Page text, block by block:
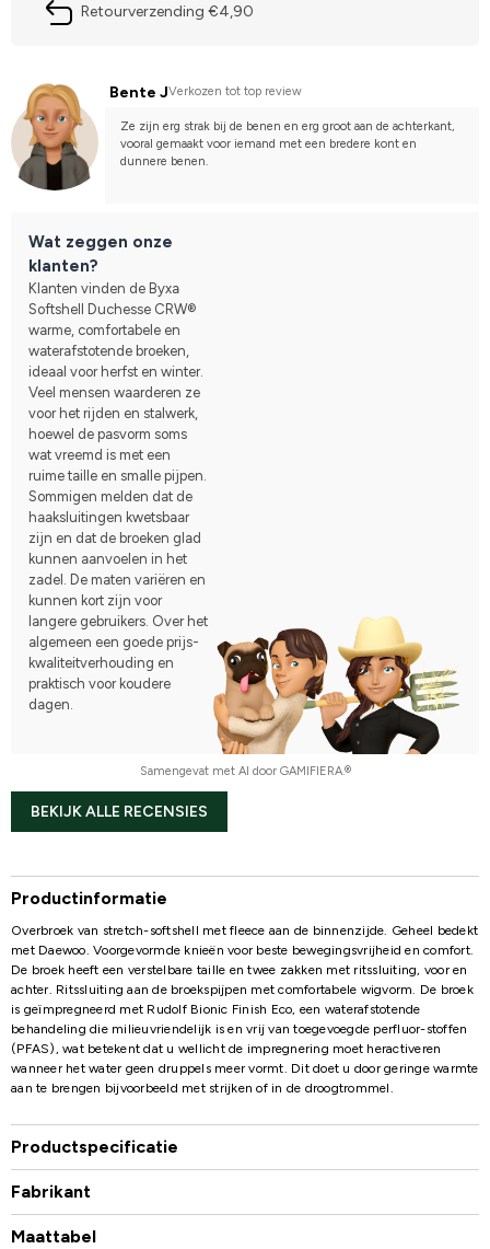
Retourverzending €4,90
Bente JVerkozen tot top review
Ze zijn erg strak bij de benen en erg groot aan de achterkant,
vooral gemaakt voor iemand met een bredere kont en
dunnere benen.
Wat zeggen onze
klanten?
Klanten vinden de Byxa
Softshell Duchesse CRW®
warme, comfortabele en
waterafstotende broeken,
ideaal voor herfst en winter.
Veel mensen waarderen ze
voor het rijden en stalwerk,
hoewel de pasvorm soms
wat vreemd is met een
ruime taille en smalle pijpen.
Sommigen melden dat de
haaksluitingen kwetsbaar
zijn en dat de broeken glad
kunnen aanvoelen in het
zadel. De maten variëren en
kunnen kort zijn voor
langere gebruikers. Over het
algemeen een goede prijs-
kwaliteitverhouding en
praktisch voor koudere
dagen.
Samengevat met AI door GAMIFIERA.®
BEKIJK ALLE RECENSIES
Productinformatie
Overbroek van stretch-softshell met fleece aan de binnenzijde. Geheel bedekt
met Daewoo. Voorgevormde knieën voor beste bewegingsvrijheid en comfort.
De broek heeft een verstelbare taille en twee zakken met ritssluiting, voor en
achter. Ritssluiting aan de broekspijpen met comfortabele wigvorm. De broek
is geïmpregneerd met Rudolf Bionic Finish Eco, een waterafstotende
behandeling die milieuvriendelijk is en vrij van toegevoegde perfluor-stoffen
(PFAS), wat betekent dat u wellicht de impregnering moet heractiveren
wanneer het water geen druppels meer vormt. Dit doet u door geringe warmte
aan te brengen bijvoorbeeld met strijken of in de droogtrommel.
Productspecificatie
Fabrikant
Maattabel